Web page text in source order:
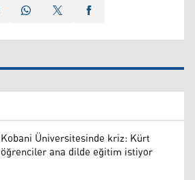
Kobani Üniversitesinde kriz: Kürt
öğrenciler ana dilde eğitim istiyor